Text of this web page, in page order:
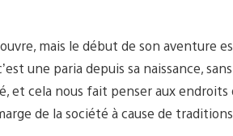
mais le début de son aventure
une paria depuis sa naissance,
et cela nous fait penser aux endroits
de la société à cause de